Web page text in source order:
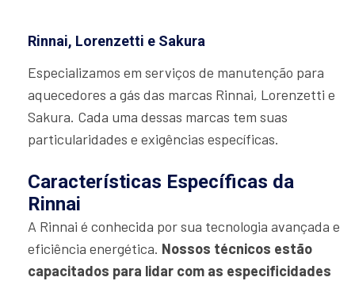
Rinnai, Lorenzetti e Sakura
Especializamos em serviços de manutenção para
aquecedores a gás das marcas Rinnai, Lorenzetti e
Sakura. Cada uma dessas marcas tem suas
particularidades e exigências específicas.
Características Específicas da
Rinnai
A Rinnai é conhecida por sua tecnologia avançada e
eficiência energética. Nossos técnicos estão
capacitados para lidar com as especificidades